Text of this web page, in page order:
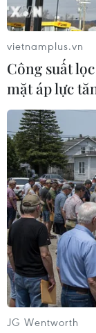
vietnamplus.vn
Công suất
mặt áp lực
JG Wentworth